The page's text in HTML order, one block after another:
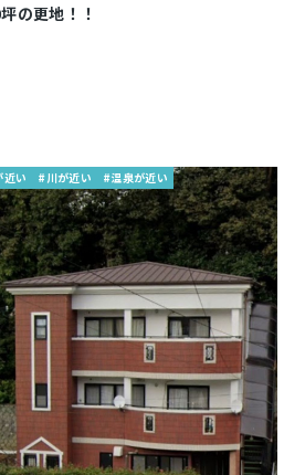
の更地！！
近い #川が近い #温泉が近い